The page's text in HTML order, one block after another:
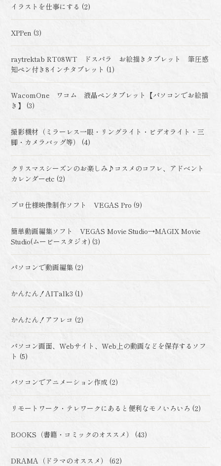
イラストを仕事にする (2)
XPPen (3)
raytrektab RT08WT ドスパラ お絵描きタブレット 筆圧感
知ペン付き8インチタブレット (1)
WacomOne ワコム 液晶ペンタブレット【パソコンでお絵描
き】 (3)
撮影機材（ミラーレス一眼・リングライト・ビデオライト・三
脚・カメラバッグ等） (4)
クリスマスシーズンのお楽しみ♪コスメのコフレ、アドベント
カレンダーetc (2)
プロ仕様映像制作ソフト VEGAS Pro (9)
簡単動画編集ソフト VEGAS Movie Studio→MAGIX Movie
Studio(ムービースタジオ) (3)
パソコンで動画編集 (2)
かんたん！AITalk3 (1)
かんたん！アフレコ (2)
パソコン画面、Webサイト、Web上の動画などを保存するソフ
ト (5)
パソコンでアニメーション作成 (2)
リモートワーク・テレワークにあると便利なモノいろいろ (2)
BOOKS（書籍・コミックのオススメ） (43)
DRAMA（ドラマのオススメ） (62)